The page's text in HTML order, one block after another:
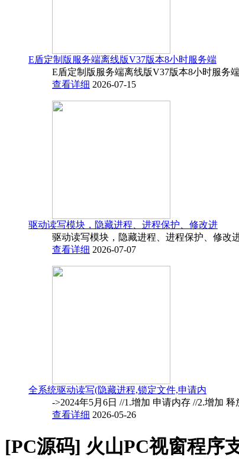
E盾定制版服务端离线版V37版本8小时服务端
E盾定制版服务端离线版V37版本8小时服务
查看详细 2026-07-15
驱动读写模块，隐藏进程、进程保护、修改进
驱动读写模块，隐藏进程、进程保护、修改
查看详细 2026-07-07
全系统驱动读写(隐藏进程,锁定文件,申请内
->2024年5月6日 //1.增加 申请内存 //2.增加
查看详细 2026-05-26
[PC源码] 火山PC视窗程序